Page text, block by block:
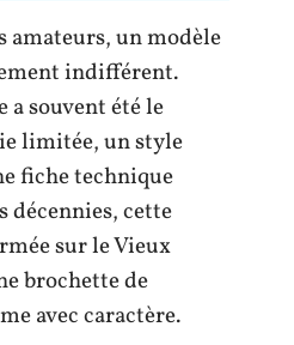
amateurs, un modèle
indifférent.
souvent été le
limitée, un style
fiche technique
décennies, cette
sur le Vieux
brochette de
avec caractère.